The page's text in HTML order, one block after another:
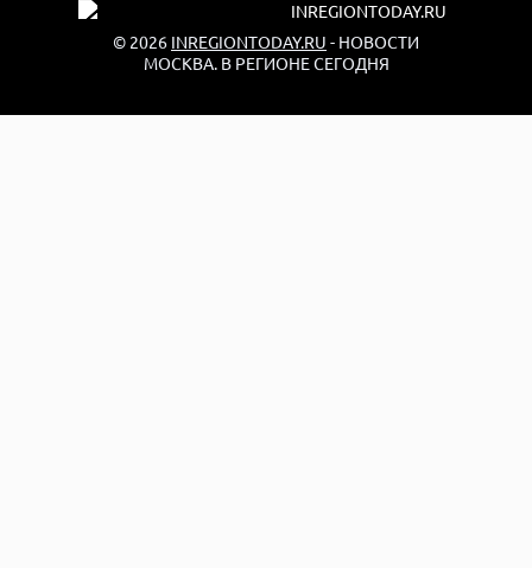
© 2026 INREGIONTODAY.RU - НОВОСТИ
МОСКВА. В РЕГИОНЕ СЕГОДНЯ